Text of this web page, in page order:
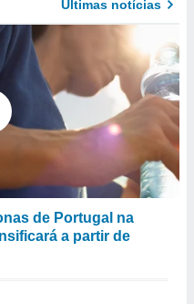
Últimas notícias
de Portugal na
a partir de